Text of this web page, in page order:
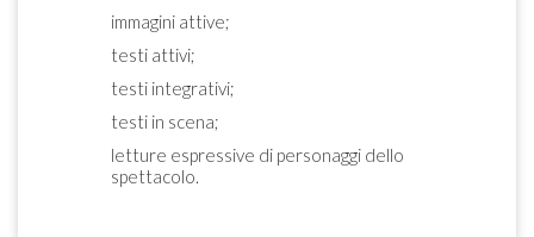
immagini attive;
testi attivi;
testi integrativi;
testi in scena;
letture espressive di personaggi dello
spettacolo.